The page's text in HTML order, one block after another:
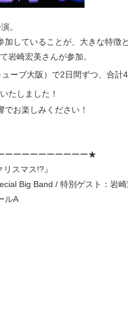
。
していることが、大きな特徴
岩崎宏美さんが参加。
ーブ大阪）で2日間ずつ、合計
いたしました！
お楽しみください！
ーーーーーーーーーー★
スマス!?』
Big Band / 特別ゲスト：岩崎
ルA